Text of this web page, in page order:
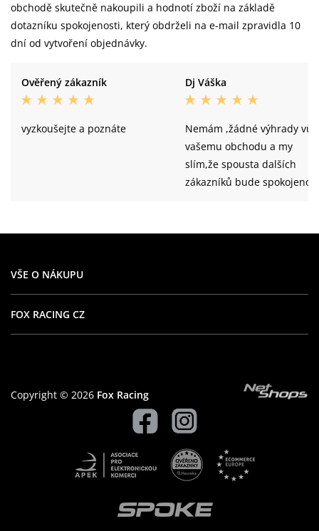
obchodě skutečně nakoupili a hodnotí zboží na základě
dotazníku spokojenosti, který obdrželi na e-mail zpravidla 10
dní od vytvoření objednávky.
Ověřený zákazník
vyzkoušejte a poznáte
Dj Váška
Nemám ,žádné výhrady
vašemu obchodu a my
slím,že spousta dalších
zákazníků bude spokojeno...
VŠE O NÁKUPU
FOX RACING CZ
Copyright © 2026 Fox Racing